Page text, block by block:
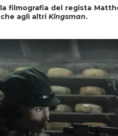
filmografia del regista
che agli altri Kingsman.